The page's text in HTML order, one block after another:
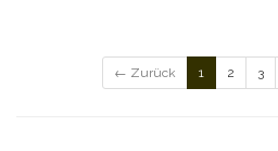
← Zurück 1 2 3